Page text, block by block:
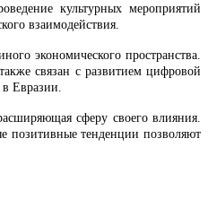
культурных мероприятий
взаимодействия.
экономического пространства.
связан с развитием цифровой
Евразии.
сферу своего влияния.
позитивные тенденции позволяют